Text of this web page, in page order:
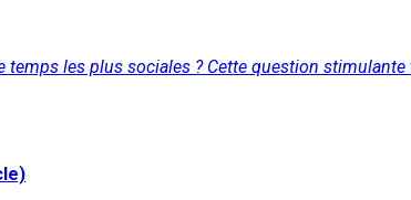
les plus sociales ? Cette question